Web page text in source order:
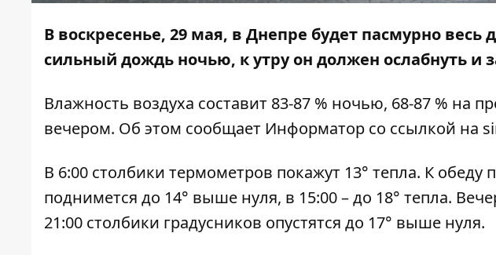
В воскресенье, 29 мая, в Днепре будет пасмурно весь
сильный дождь ночью, к утру он должен ослабнуть и
Влажность воздуха составит 83-87 % ночью, 68-87 % на
вечером. Об этом сообщает Информатор со ссылкой на
В 6:00 столбики термометров покажут 13° тепла. К обеду
поднимется до 14° выше нуля, в 15:00 – до 18° тепла.
21:00 столбики градусников опустятся до 17° выше нуля.